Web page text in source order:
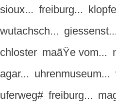
sioux... freiburg...
wutachsch... giessenst...
chloster maãŸe vom...
agar... uhrenmuseum...
uferweg# freiburg...